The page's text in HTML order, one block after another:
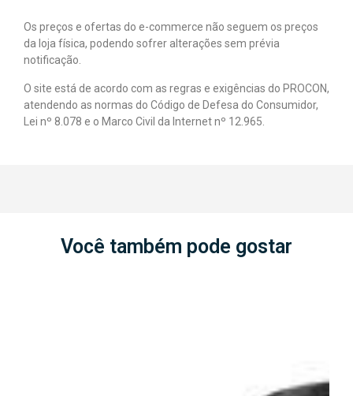
Os preços e ofertas do e-commerce não seguem os preços
da loja física, podendo sofrer alterações sem prévia
notificação.
O site está de acordo com as regras e exigências do PROCON,
atendendo as normas do Código de Defesa do Consumidor,
Lei nº 8.078 e o Marco Civil da Internet nº 12.965.
Você também pode gostar